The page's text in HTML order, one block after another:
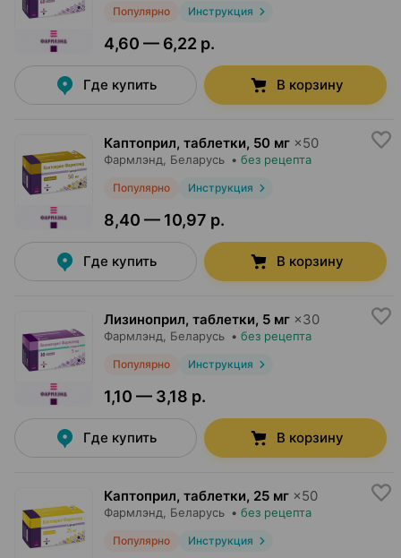
Популярно Инструкция
4,60 — 6,22 р.
Где купить В корзину
Каптоприл, таблетки, 50 мг ×50
Фармлэнд , Беларусь • без рецепта
Популярно Инструкция
8,40 — 10,97 р.
Где купить В корзину
Лизиноприл, таблетки, 5 мг ×30
Фармлэнд , Беларусь • без рецепта
Популярно Инструкция
1,10 — 3,18 р.
Где купить В корзину
Каптоприл, таблетки, 25 мг ×50
Фармлэнд , Беларусь • без рецепта
Популярно Инструкция